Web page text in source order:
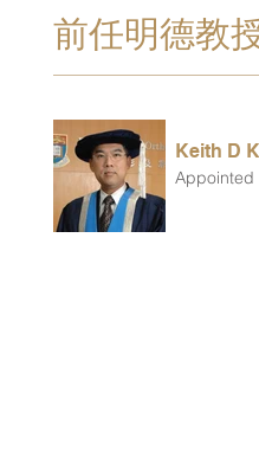
Keith D
Appointed
前任明德教